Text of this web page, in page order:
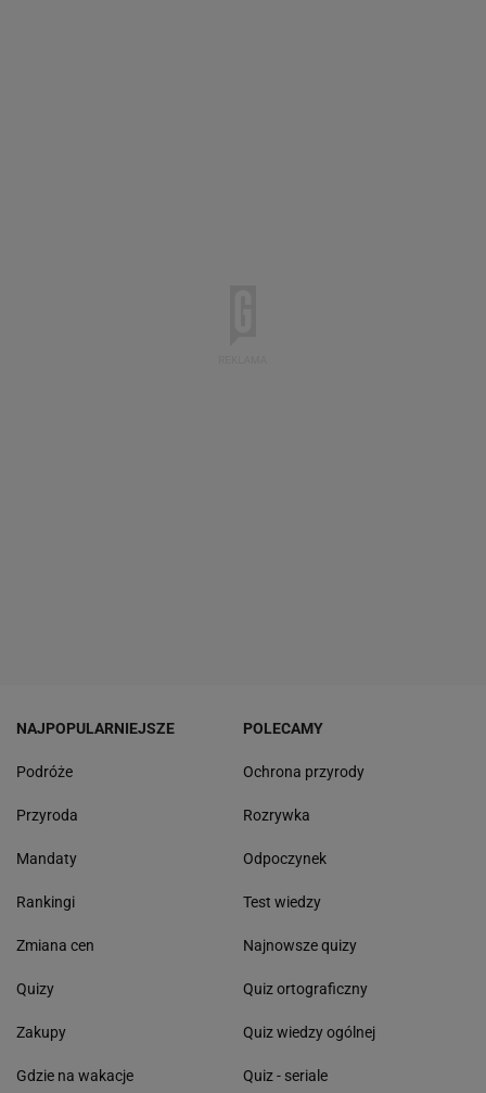
NAJPOPULARNIEJSZE
Podróże
Przyroda
Mandaty
Rankingi
Zmiana cen
Quizy
Zakupy
Gdzie na wakacje
POLECAMY
Ochrona przyrody
Rozrywka
Odpoczynek
Test wiedzy
Najnowsze quizy
Quiz ortograficzny
Quiz wiedzy ogólnej
Quiz - seriale